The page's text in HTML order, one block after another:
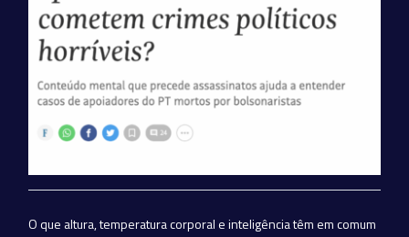
O que altura, temperatura corporal e inteligência têm em comum